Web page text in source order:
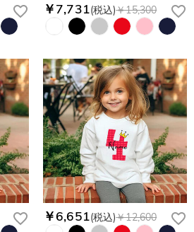
￥7,731(税込)￥15,300
￥6,651(税込)￥12,600